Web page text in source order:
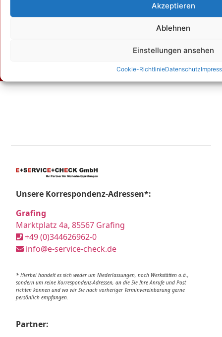
Akzeptieren
Ablehnen
Einstellungen ansehen
Cookie-RichtlinieDatenschutz
Unsere Korrespondenz-Adressen*:
Grafing
Marktplatz 4a, 85567 Grafing
+49 (0)344626962-0
info@e-service-check.de
* Hierbei handelt es sich weder um Niederlassungen, noch Werkstätten o.ä.,
sondern um reine Korrespondenz-Adressen, an die Sie Ihre Anrufe und Post
richten können und wo wir Sie nach vorheriger Terminvereinbarung gerne
persönlich empfangen.
Partner: